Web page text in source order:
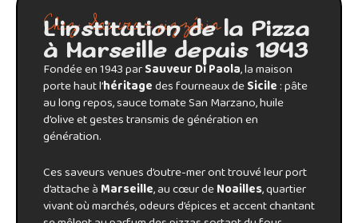
Chez Sauveur pizzéria
L'institution de la Pizza
à Marseille depuis 1943
Fondée en 1943 parSauveur Di Paola, la maison
porte haut l’héritagedes fourneaux deSicile : pâte
au long repos, sauce tomate San Marzano, huile
d’olive et gestes transmis de génération en
génération.
Ces saveurs venues d’outre-mer ont trouvé leur port
d’attache à Marseille, au cœur deNoailles, quartier
vivant où marchés, odeurs d’épices et accent chantant